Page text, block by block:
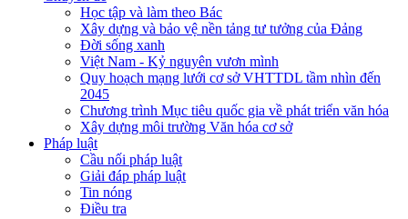
Học tập và làm theo Bác
Xây dựng và bảo vệ nền tảng tư tưởng của Đảng
Đời sống xanh
Việt Nam - Kỷ nguyên vươn mình
Quy hoạch mạng lưới cơ sở VHTTDL tầm nhìn đến
2045
Chương trình Mục tiêu quốc gia về phát triển văn hóa
Xây dựng môi trường Văn hóa cơ sở
Pháp luật
Cầu nối pháp luật
Giải đáp pháp luật
Tin nóng
Điều tra